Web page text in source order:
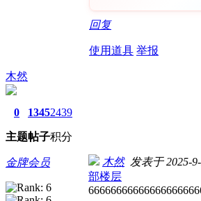
回复
使用道具 举报
木然
0
主题
1345
帖子
2439
积分
金牌会员 木然发表于 2025-9-
部楼层